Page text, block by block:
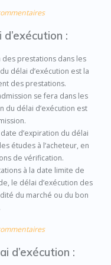
:
des prestations dans les
délai d’exécution est la
des prestations.
se fera dans les
du délai d’exécution est
d’expiration du délai
études à l’acheteur, en
de vérification.
à la date limite de
le délai d’exécution des
du marché ou du bon
d’exécution :